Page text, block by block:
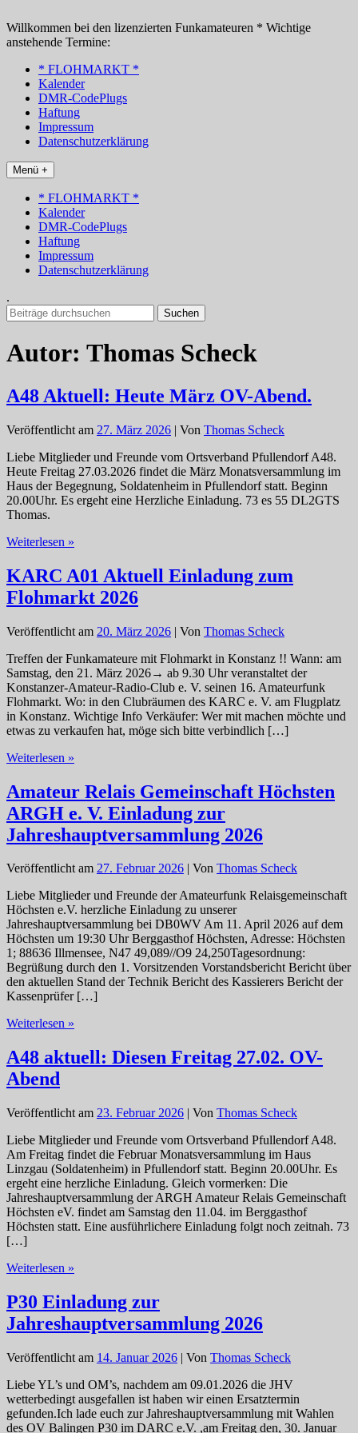
Inhalt
springen
Willkommen bei den lizenzierten Funkamateuren * Wichtige
anstehende Termine:
* FLOHMARKT *
Kalender
DMR-CodePlugs
Haftung
Impressum
Datenschutzerklärung
Menü +
* FLOHMARKT *
Kalender
DMR-CodePlugs
Haftung
Impressum
Datenschutzerklärung
.
Suchen
nach:
Autor: Thomas Scheck
A48 Aktuell: Heute März OV-Abend.
Veröffentlicht am 27. März 2026 | Von Thomas Scheck
Liebe Mitglieder und Freunde vom Ortsverband Pfullendorf A48.
Heute Freitag 27.03.2026 findet die März Monatsversammlung im
Haus der Begegnung, Soldatenheim in Pfullendorf statt. Beginn
20.00Uhr. Es ergeht eine Herzliche Einladung. 73 es 55 DL2GTS
Thomas.
Weiterlesen »
Heute
März
OV-
KARC A01 Aktuell Einladung zum
Flohmarkt 2026
Veröffentlicht am 20. März 2026 | Von Thomas Scheck
Treffen der Funkamateure mit Flohmarkt in Konstanz !! Wann: am
Samstag, den 21. März 2026→ ab 9.30 Uhr veranstaltet der
Konstanzer-Amateur-Radio-Club e. V. seinen 16. Amateurfunk
Flohmarkt. Wo: in den Clubräumen des KARC e. V. am Flugplatz
in Konstanz. Wichtige Info Verkäufer: Wer mit machen möchte und
etwas zu verkaufen hat, möge sich bitte verbindlich […]
Weiterlesen »
Aktuell
Einladung
zum
Flohmarkt
2026
Amateur Relais Gemeinschaft Höchsten
ARGH e. V. Einladung zur
Jahreshauptversammlung 2026
Veröffentlicht am 27. Februar 2026 | Von Thomas Scheck
Liebe Mitglieder und Freunde der Amateurfunk Relaisgemeinschaft
Höchsten e.V. herzliche Einladung zu unserer
Jahreshauptversammlung bei DB0WV Am 11. April 2026 auf dem
Höchsten um 19:30 Uhr Berggasthof Höchsten, Adresse: Höchsten
1; 88636 Illmensee, N47 49,089//O9 24,250Tagesordnung:
Begrüßung durch den 1. Vorsitzenden Vorstandsbericht Bericht über
den aktuellen Stand der Technik Bericht des Kassierers Bericht der
Kassenprüfer […]
Weiterlesen »
Gemeinschaft
Höchsten
V.
Einladung
zur
Jahreshauptversammlung
2026
A48 aktuell: Diesen Freitag 27.02. OV-
Abend
Veröffentlicht am 23. Februar 2026 | Von Thomas Scheck
Liebe Mitglieder und Freunde vom Ortsverband Pfullendorf A48.
Am Freitag findet die Februar Monatsversammlung im Haus
Linzgau (Soldatenheim) in Pfullendorf statt. Beginn 20.00Uhr. Es
ergeht eine herzliche Einladung. Gleich vormerken: Die
Jahreshauptversammlung der ARGH Amateur Relais Gemeinschaft
Höchsten eV. findet am Samstag den 11.04. im Berggasthof
Höchsten statt. Eine ausführlichere Einladung folgt noch zeitnah. 73
[…]
Weiterlesen »
Diesen
Freitag
27.02.
Abend
P30 Einladung zur
Jahreshauptversammlung 2026
Veröffentlicht am 14. Januar 2026 | Von Thomas Scheck
Liebe YL’s und OM’s, nachdem am 09.01.2026 die JHV
wetterbedingt ausgefallen ist haben wir einen Ersatztermin
gefunden.Ich lade euch zur Jahreshauptversammlung mit Wahlen
des OV Balingen P30 im DARC e.V. ,am Freitag den, 30. Januar